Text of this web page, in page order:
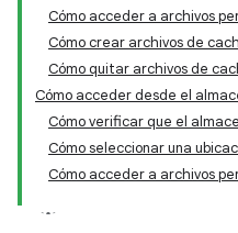
Cómo acceder a archivos
Cómo crear archivos de
Cómo quitar archivos de
Cómo acceder desde el
Cómo verificar que el
Cómo seleccionar una
Cómo acceder a archivos